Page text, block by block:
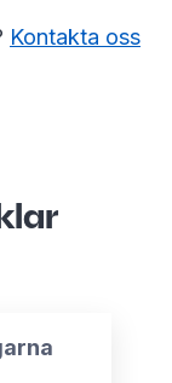
Kontakta oss